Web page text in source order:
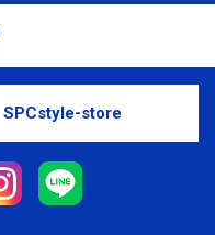
SPCstyle-store